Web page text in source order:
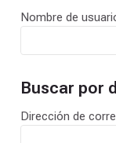
Nombre de
Buscar por
Buscar por
Dirección de